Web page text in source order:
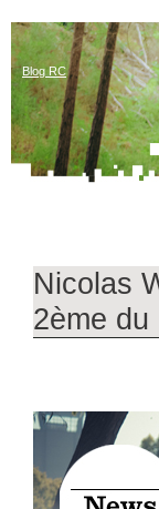
Blog RC
Nicolas
2ème